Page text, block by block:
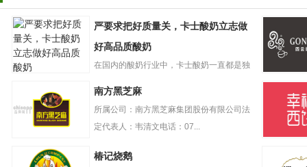
关，卡士酸奶立
志做好高品质酸
严要求把好质量关，卡士酸奶立志做
好高品质酸奶
在国内的酸奶行业中，卡士酸奶一直都是独
奶盖贡茶
南方黑芝麻
南方黑芝麻
所属公司：南方黑芝麻集团股份有限公司法
定代表人：韦清文电话：07...
椿记烧鹅